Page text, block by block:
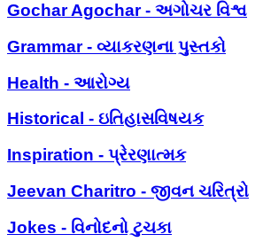
Gochar Agochar - અગોચર વિશ્વ
Grammar - વ્યાકરણના પુસ્તકો
Health - આરોગ્ય
Historical - ઇતિહાસવિષયક
Inspiration - પ્રેરણાત્મક
Jeevan Charitro - જીવન ચરિત્રો
Jokes - વિનોદનો ટુચકા